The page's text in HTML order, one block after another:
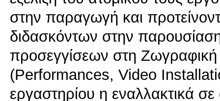
στην παραγωγή και
διδασκόντων στην
προσεγγίσεων στη
(Performances, Video
εργαστηρίου η εναλλακτικά